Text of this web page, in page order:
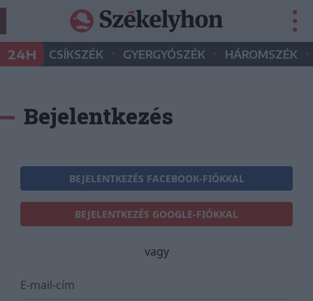
24H CSÍKSZÉK • GYERGYÓSZÉK • HÁROMSZÉK •
Bejelentkezés
BEJELENTKEZÉS FACEBOOK-FIÓKKAL
BEJELENTKEZÉS GOOGLE-FIÓKKAL
vagy
E-mail-cím